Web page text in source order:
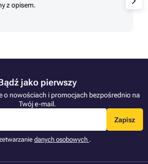
z opisem.
jako pierwszy
o nowościach i promocjach bezpośrednio na
Twój e-mail.
Zapisz
danych osobowych .